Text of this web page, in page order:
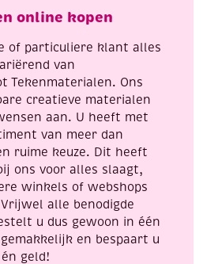
paars
online kopen
of particuliere klant alles
van
Tekenmaterialen. Ons
creatieve materialen
aan. U heeft met
van meer dan
ruime keuze. Dit heeft
ons voor alles slaagt,
winkels of webshops
alle benodigde
u dus gewoon in één
en bespaart u
geld!